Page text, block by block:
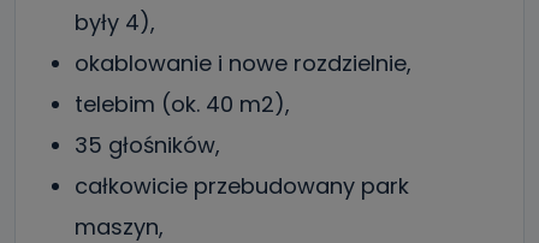
były 4),
okablowanie i nowe rozdzielnie,
telebim (ok. 40 m2),
35 głośników,
całkowicie przebudowany park
maszyn,